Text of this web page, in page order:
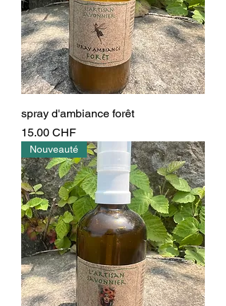
spray d'ambiance forêt
Prix
15.00 CHF
Nouveauté